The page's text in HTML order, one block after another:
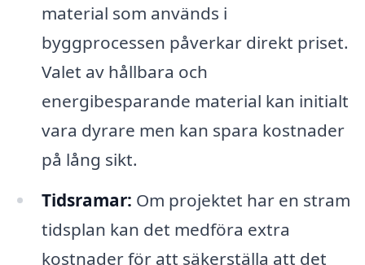
material som används i
byggprocessen påverkar direkt priset.
Valet av hållbara och
energibesparande material kan initialt
vara dyrare men kan spara kostnader
på lång sikt.
Tidsramar: Om projektet har en stram
tidsplan kan det medföra extra
kostnader för att säkerställa att det